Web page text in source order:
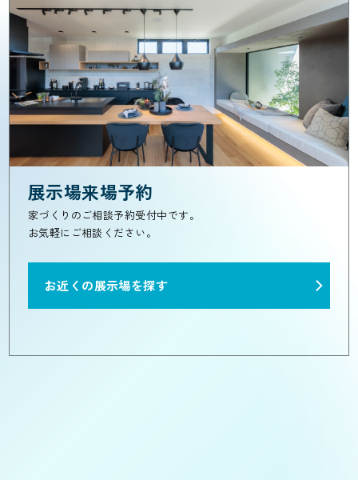
展示場来場予約
家づくりのご相談予約受付中です。
お気軽にご相談ください。
お近くの展示場を探す